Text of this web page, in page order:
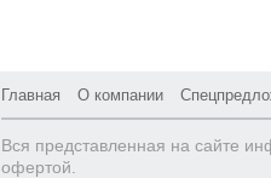
Главная О компании
Вся представленная на сайте
офертой.